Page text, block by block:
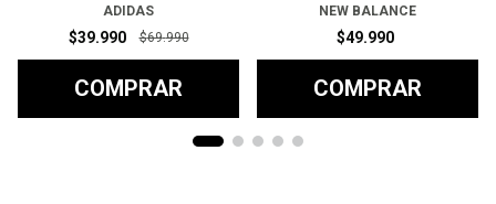
ADIDAS
$39.990 $69.990
COMPRAR
NEW BALANCE
$49.990
COMPRAR